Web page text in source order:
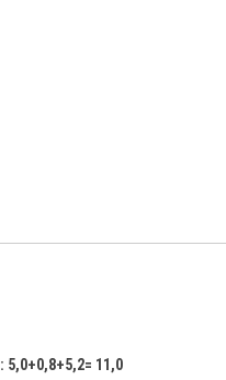
11,0